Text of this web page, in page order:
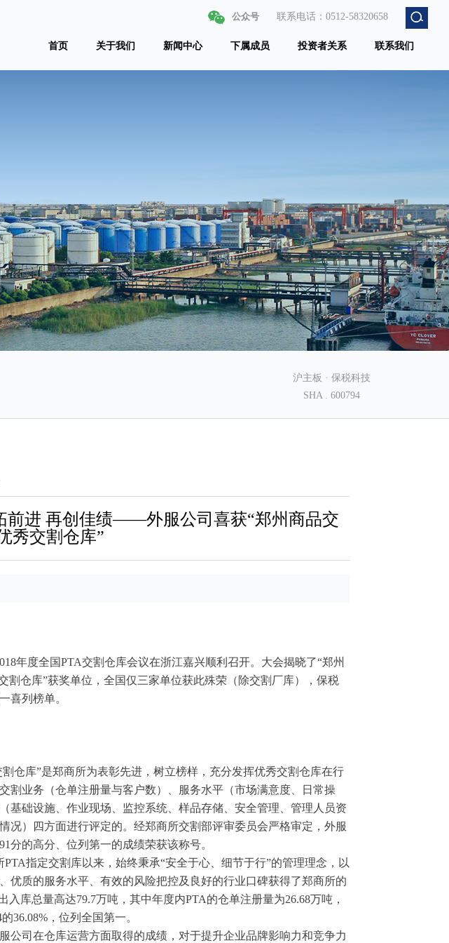
公众号 联系电话：0512-58320658
首页 关于我们 新闻中心 下属成员 投资者关系 联系我们
沪主板 · 保税科技
SHA . 600794
前进 再创佳绩——外服公司喜获“郑州商品交
秀交割仓库”
年度全国PTA交割仓库会议在浙江嘉兴顺利召开。大会揭晓了“郑州
割仓库”获奖单位，全国仅三家单位获此殊荣（除交割厂库），保税
喜列榜单。
仓库”是郑商所为表彰先进，树立榜样，充分发挥优秀交割仓库在行
割业务（仓单注册量与客户数）、服务水平（市场满意度、日常操
基础设施、作业现场、监控系统、样品存储、安全管理、管理人员资
况）四方面进行评定的。经郑商所交割部评审委员会严格审定，外服
分的高分、位列第一的成绩荣获该称号。
指定交割库以来，始终秉承“安全于心、细节于行”的管理理念，以
优质的服务水平、有效的风险把控及良好的行业口碑获得了郑商所的
入库总量高达79.7万吨，其中年度内PTA的仓单注册量为26.68万吨，
36.08%，位列全国第一。
公司在仓库运营方面取得的成绩，对于提升企业品牌影响力和竞争力